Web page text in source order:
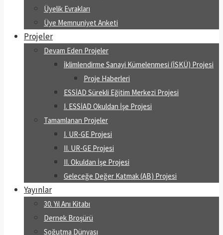
Üyelik Evrakları
Üye Memnuniyet Anketi
Projeler
Devam Eden Projeler
İklimlendirme Sanayi Kümelenmesi (İSKÜ) Projesi
Proje Haberleri
ESSİAD Sürekli Eğitim Merkezi Projesi
I. ESSİAD Okuldan İşe Projesi
Tamamlanan Projeler
I. UR-GE Projesi
II. UR-GE Projesi
II. Okuldan İşe Projesi
Geleceğe Değer Katmak (AB) Projesi
Yayınlar
30. Yıl Anı Kitabı
Dernek Broşürü
Soğutma Dünyası